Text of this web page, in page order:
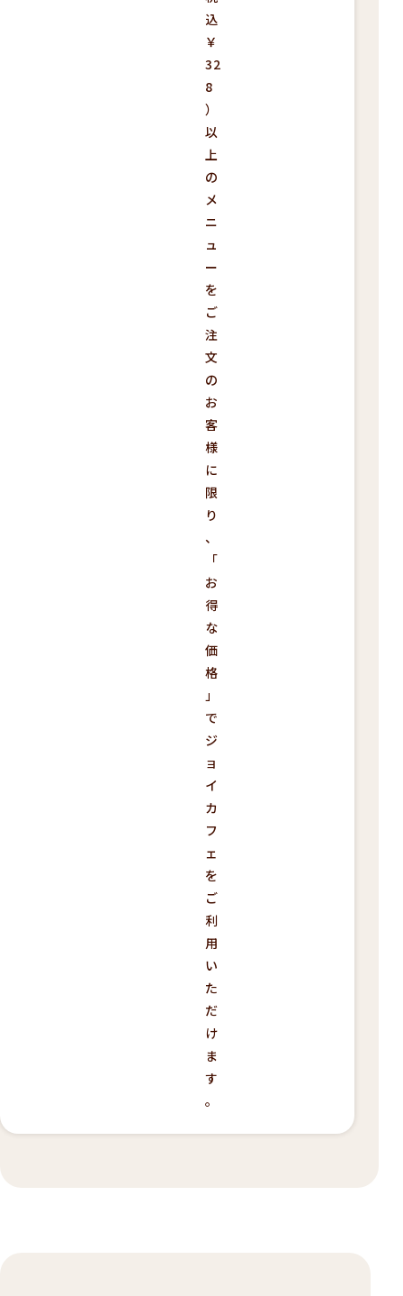
込
￥
32
8
）
以
上
の
メ
ニ
ュ
ー
を
ご
注
文
の
お
客
様
に
限
り
、
「
お
得
な
価
格
」
で
ジ
ョ
イ
カ
フ
ェ
を
ご
利
用
い
た
だ
け
ま
す
。